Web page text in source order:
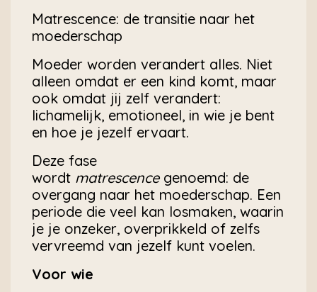
Matrescence: de transitie naar het
moederschap
Moeder worden verandert alles. Niet
alleen omdat er een kind komt, maar
ook omdat jij zelf verandert:
lichamelijk, emotioneel, in wie je bent
en hoe je jezelf ervaart.
Deze fase
wordt matrescencegenoemd: de
overgang naar het moederschap. Een
periode die veel kan losmaken, waarin
je je onzeker, overprikkeld of zelfs
vervreemd van jezelf kunt voelen.
Voor wie